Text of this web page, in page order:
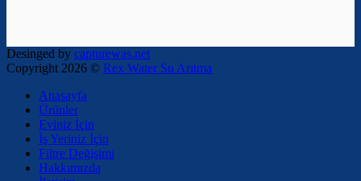
Desinged by capturewas.net
Copyright 2026 © Rex Water Su Arıtma
Anasayfa
Ürünler
Eviniz İçin
İş Yeriniz İçin
Filtre Değişimi
Hakkımızda